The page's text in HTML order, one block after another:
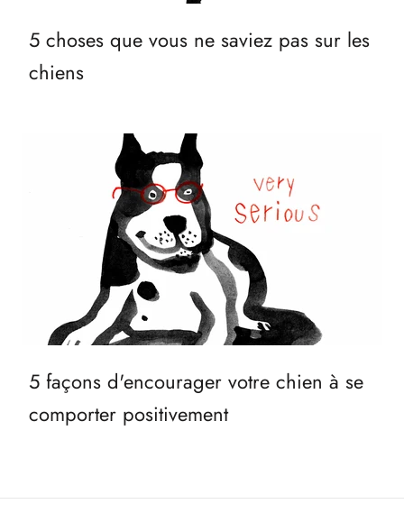
5 choses que vous ne saviez pas sur les
chiens
5 façons d'encourager votre chien à se
comporter positivement